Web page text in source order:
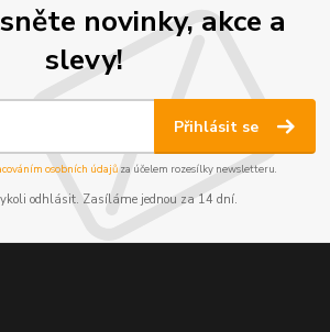
novinky, akce a
slevy!
Přihlásit se
osobních údajůza účelem rozesílky newsletteru.
odhlásit. Zasíláme jednou za 14 dní.